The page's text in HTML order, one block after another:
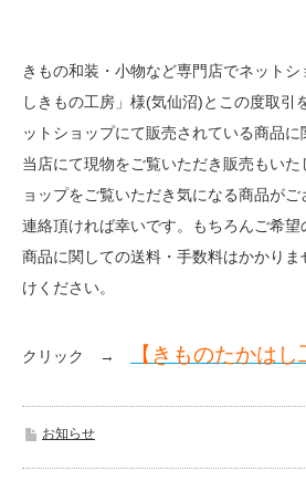
きもの和装・小物など専門店でネット
しきもの工房」様(気仙沼)とこの度取引
ットショップにて販売されている商品に
当店にて現物をご覧いただき販売もい
ョップをご覧いただき気になる商品が
連絡頂ければ幸いです。もちろんご希望
商品に関しての送料・手数料はかかり
けください。
クリック → 【きものたかはし
お知らせ